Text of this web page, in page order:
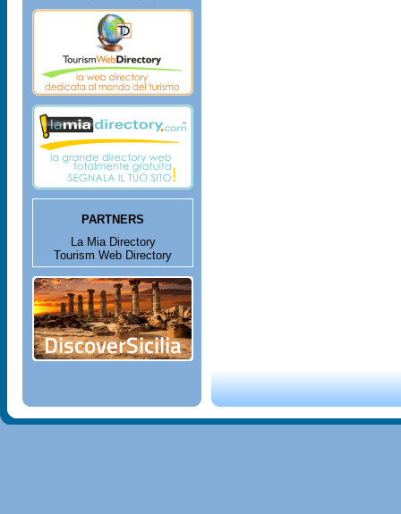
PARTNERS
La Mia Directory
Tourism Web Directory